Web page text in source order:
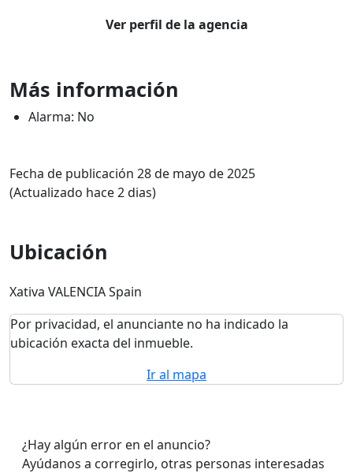
Ver perfil de la agencia
Más información
Alarma: No
Fecha de publicación 28 de mayo de 2025
(Actualizado hace 2 dias)
Ubicación
Xativa VALENCIA Spain
Por privacidad, el anunciante no ha indicado la
ubicación exacta del inmueble.
Ir al mapa
¿Hay algún error en el anuncio?
Ayúdanos a corregirlo, otras personas interesadas